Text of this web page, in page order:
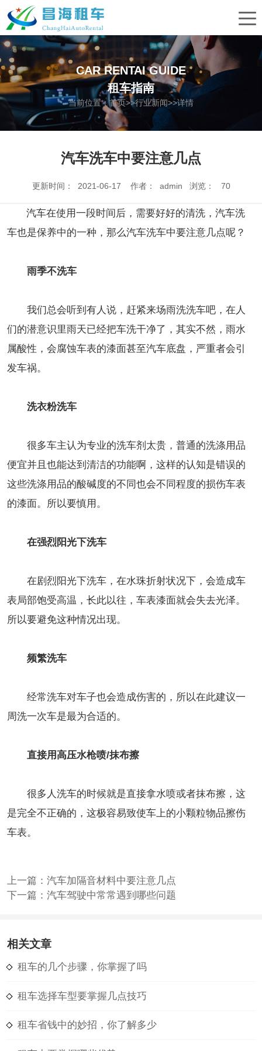
CAR RENTAI GUIDE
租车指南
当前位置：首页>>行业新闻>>详情
汽车洗车中要注意几点
更新时间： 2021-06-17 作者： admin 浏览： 70
汽车在使用一段时间后，需要好好的清洗，汽车洗
车也是保养中的一种，那么汽车洗车中要注意几点呢？
雨季不洗车
我们总会听到有人说，赶紧来场雨洗洗车吧，在人
们的潜意识里雨天已经把车洗干净了，其实不然，雨水
属酸性，会腐蚀车表的漆面甚至汽车底盘，严重者会引
发车祸。
洗衣粉洗车
很多车主认为专业的洗车剂太贵，普通的洗涤用品
便宜并且也能达到清洁的功能啊，这样的认知是错误的
这些洗涤用品的酸碱度的不同也会不同程度的损伤车表
的漆面。所以要慎用。
在强烈阳光下洗车
在剧烈阳光下洗车，在水珠折射状况下，会造成车
表局部饱受高温，长此以往，车表漆面就会失去光泽。
所以要避免这种情况出现。
频繁洗车
经常洗车对车子也会造成伤害的，所以在此建议一
周洗一次车是最为合适的。
直接用高压水枪喷/抹布擦
很多人洗车的时候就是直接拿水喷或者抹布擦，这
是完全不正确的，这极容易致使车上的小颗粒物品擦伤
车表。
上一篇： 汽车加隔音材料中要注意几点
下一篇： 汽车驾驶中常常遇到哪些问题
相关文章
租车的几个步骤，你掌握了吗
租车选择车型要掌握几点技巧
租车省钱中的妙招，你了解多少